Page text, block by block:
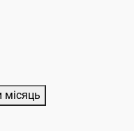
місяць